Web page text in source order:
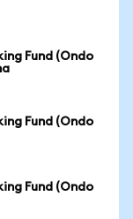
Fund (Ondo
Fund (Ondo
Fund (Ondo